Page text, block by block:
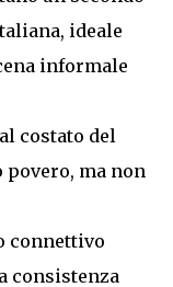
ideale
informale
costato del
povero, ma non
connettivo
consistenza